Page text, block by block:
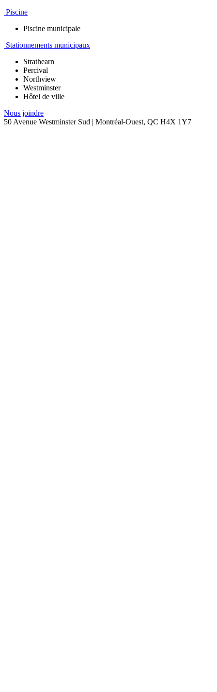
Piscine
Piscine municipale
Stationnements municipaux
Strathearn
Percival
Northview
Westminster
Hôtel de ville
Nous joindre
50 Avenue Westminster Sud | Montréal-Ouest, QC H4X 1Y7